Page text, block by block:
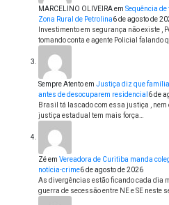
MARCELINO OLIVEIRAem Sequência
Zona Rural de Petrolina6 de agosto de
Investimento em segurança não existe ,
tomando conta e agente Policial falando
Sempre Atentoem Justiça diz que
antes de desocuparem residencial 6 de
Brasil tá lascado com essa justiça , nem
justiça estadual tem mais força…
Zéem Vereadora de Curitiba manda
notícia-crime6 de agosto de 2026
As divergências estão ficando cada dia
guerra de secessão entre NE e SE neste